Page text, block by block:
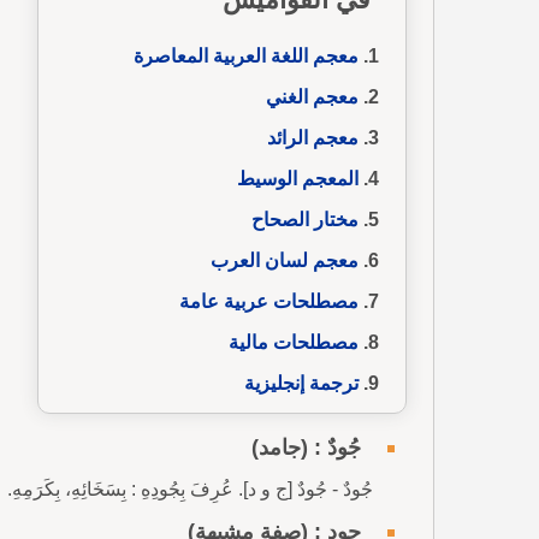
معجم اللغة العربية المعاصرة
معجم الغني
معجم الرائد
المعجم الوسيط
مختار الصحاح
معجم لسان العرب
مصطلحات عربية عامة
مصطلحات مالية
ترجمة إنجليزية
جُودٌ : (جامد)
جُودٌ - جُودٌ [ج و د]. عُرِفَ بِجُودِهِ : بِسَخَائِهِ، بِكَرَمِهِ.
جود : (صفة مشبهة)